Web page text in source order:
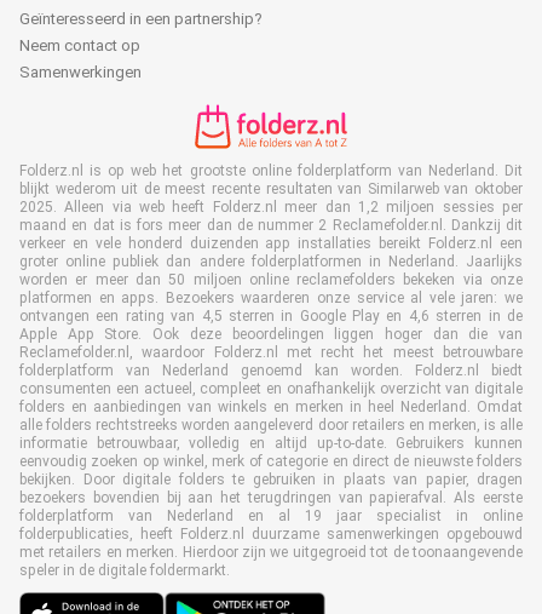
Geïnteresseerd in een partnership?
Neem contact op
Samenwerkingen
Folderz.nl is op web het grootste online folderplatform van Nederland. Dit
blijkt wederom uit de meest recente resultaten van Similarweb van oktober
2025. Alleen via web heeft Folderz.nl meer dan 1,2 miljoen sessies per
maand en dat is fors meer dan de nummer 2 Reclamefolder.nl. Dankzij dit
verkeer en vele honderd duizenden app installaties bereikt Folderz.nl een
groter online publiek dan andere folderplatformen in Nederland. Jaarlijks
worden er meer dan 50 miljoen online reclamefolders bekeken via onze
platformen en apps. Bezoekers waarderen onze service al vele jaren: we
ontvangen een rating van 4,5 sterren in Google Play en 4,6 sterren in de
Apple App Store. Ook deze beoordelingen liggen hoger dan die van
Reclamefolder.nl, waardoor Folderz.nl met recht het meest betrouwbare
folderplatform van Nederland genoemd kan worden. Folderz.nl biedt
consumenten een actueel, compleet en onafhankelijk overzicht van digitale
folders en aanbiedingen van winkels en merken in heel Nederland. Omdat
alle folders rechtstreeks worden aangeleverd door retailers en merken, is alle
informatie betrouwbaar, volledig en altijd up-to-date. Gebruikers kunnen
eenvoudig zoeken op winkel, merk of categorie en direct de nieuwste folders
bekijken. Door digitale folders te gebruiken in plaats van papier, dragen
bezoekers bovendien bij aan het terugdringen van papierafval. Als eerste
folderplatform van Nederland en al 19 jaar specialist in online
folderpublicaties, heeft Folderz.nl duurzame samenwerkingen opgebouwd
met retailers en merken. Hierdoor zijn we uitgegroeid tot de toonaangevende
speler in de digitale foldermarkt.